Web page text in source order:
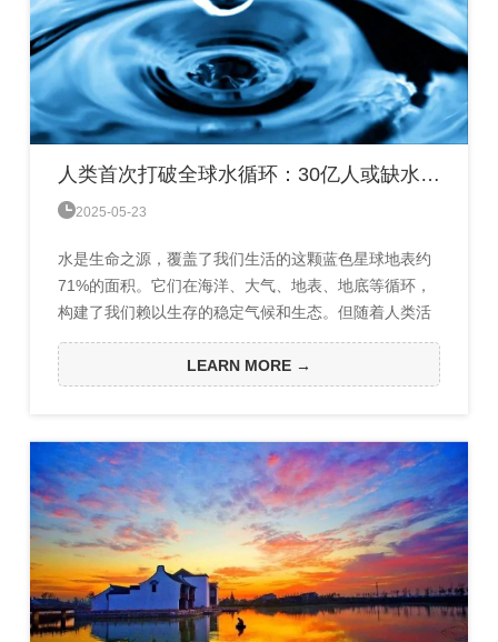
人类首次打破全球水循环：30亿人或缺水，粮食危机将至？
2025-05-23
水是生命之源，覆盖了我们生活的这颗蓝色星球地表约
71%的面积。它们在海洋、大气、地表、地底等循环，
构建了我们赖以生存的稳定气候和生态。但随着人类活
动日益频繁，自人类诞生以来，一直平稳的全球水循
环，第一次被打破了。LEARN MORE →